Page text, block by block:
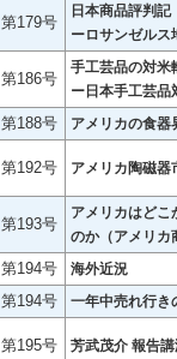
第179号
日本商品評判
ーロサンゼルス
第186号
手工芸品の対米
ー日本手工芸品
第188号
アメリカの食器
第192号 アメリカ陶磁器
第193号
アメリカはどこ
のか（アメリカ
第194号
海外近況
第194号
一年中売れ行
第195号 芳武茂介 報告